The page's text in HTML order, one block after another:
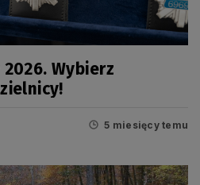
Wybierz
5 miesięcy temu